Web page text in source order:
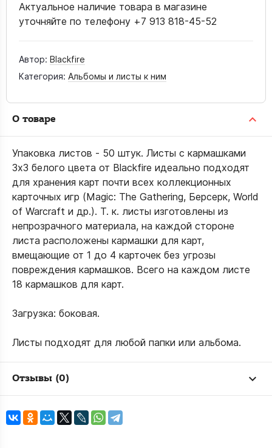
Актуальное наличие товара в магазине
уточняйте по телефону +7 913 818-45-52
Автор: Blackfire
Категория: Альбомы и листы к ним
О товаре
Упаковка листов - 50 штук. Листы с кармашками
3х3 белого цвета от Blackfire идеально подходят
для хранения карт почти всех коллекционных
карточных игр (Magic: The Gathering, Берсерк, World
of Warcraft и др.). Т. к. листы изготовлены из
непрозрачного материала, на каждой стороне
листа расположены кармашки для карт,
вмещающие от 1 до 4 карточек без угрозы
повреждения кармашков. Всего на каждом листе
18 кармашков для карт.
Загрузка: боковая.
Листы подходят для любой папки или альбома.
Отзывы (0)